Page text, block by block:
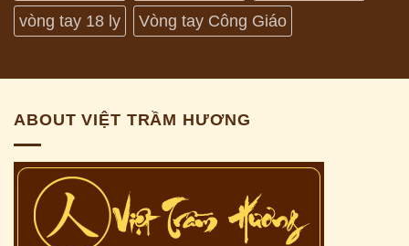
vòng tay 18 ly
Vòng tay Công Giáo
ABOUT VIỆT TRẦM HƯƠNG